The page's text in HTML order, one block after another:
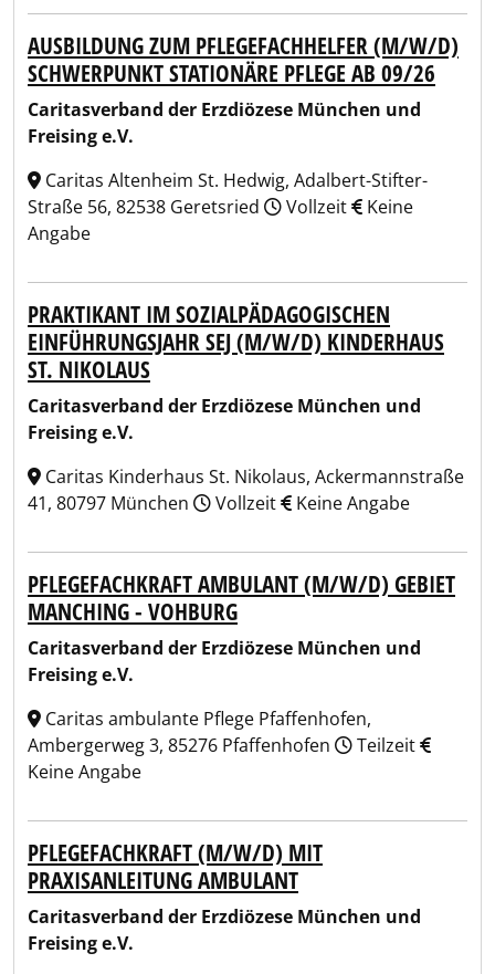
AUSBILDUNG ZUM PFLEGEFACHHELFER (M/W/D)
SCHWERPUNKT STATIONÄRE PFLEGE AB 09/26
Caritasverband der Erzdiözese München und
Freising e.V.
Caritas Altenheim St. Hedwig, Adalbert-Stifter-
Straße 56, 82538 Geretsried
Vollzeit
Keine
Angabe
PRAKTIKANT IM SOZIALPÄDAGOGISCHEN
EINFÜHRUNGSJAHR SEJ (M/W/D) KINDERHAUS
ST. NIKOLAUS
Caritasverband der Erzdiözese München und
Freising e.V.
Caritas Kinderhaus St. Nikolaus, Ackermannstraße
41, 80797 München
Vollzeit Keine Angabe
PFLEGEFACHKRAFT AMBULANT (M/W/D) GEBIET
MANCHING - VOHBURG
Caritasverband der Erzdiözese München und
Freising e.V.
Caritas ambulante Pflege Pfaffenhofen,
Ambergerweg 3, 85276 Pfaffenhofen
Teilzeit
Keine Angabe
PFLEGEFACHKRAFT (M/W/D) MIT
PRAXISANLEITUNG AMBULANT
Caritasverband der Erzdiözese München und
Freising e.V.